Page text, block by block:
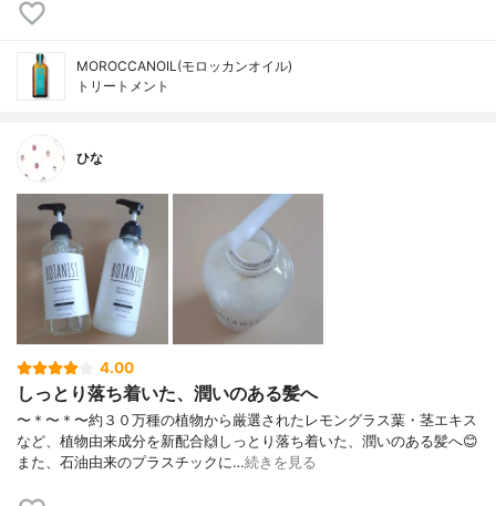
MOROCCANOIL(モロッカンオイル)
トリートメント
ひな
4.00
しっとり落ち着いた、潤いのある髪へ
〜＊〜＊〜約３０万種の植物から厳選されたレモングラス葉・茎エキス
など、植物由来成分を新配合🙌しっとり落ち着いた、潤いのある髪へ😊
また、石油由来のプラスチックに…続きを見る